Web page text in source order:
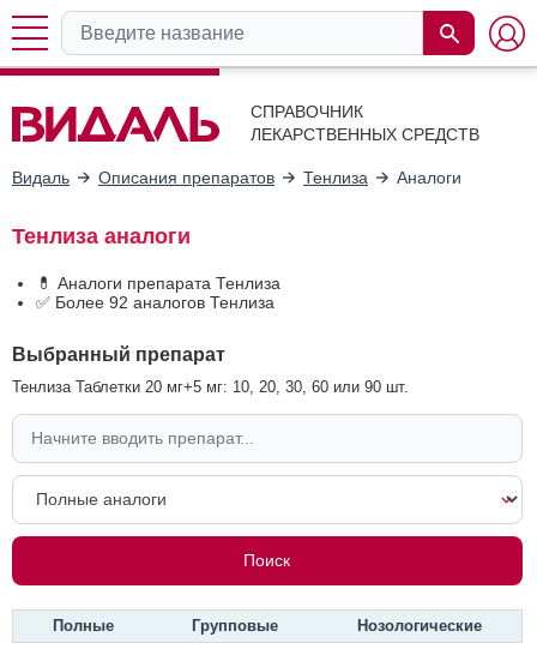
СПРАВОЧНИК
ЛЕКАРСТВЕННЫХ СРЕДСТВ
Видаль Описания препаратов Тенлиза Аналоги
Тенлиза аналоги
💊 Аналоги препарата Тенлиза
✅ Более 92 аналогов Тенлиза
Выбранный препарат
Тенлиза Таблетки 20 мг+5 мг: 10, 20, 30, 60 или 90 шт.
Полные Групповые Нозологические